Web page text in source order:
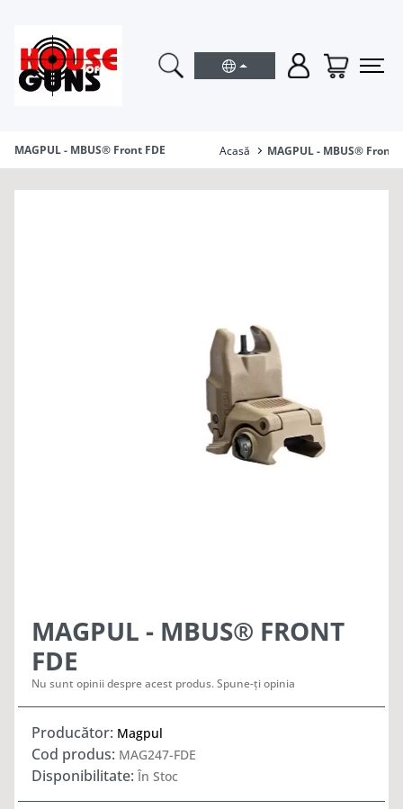
MAGPUL - MBUS® Front FDE Acasă MAGPUL - MBUS® Front
MAGPUL - MBUS® FRONT
FDE
Nu sunt opinii despre acest produs. Spune-ți opinia
Producător: Magpul
Cod produs: MAG247-FDE
Disponibilitate: În Stoc